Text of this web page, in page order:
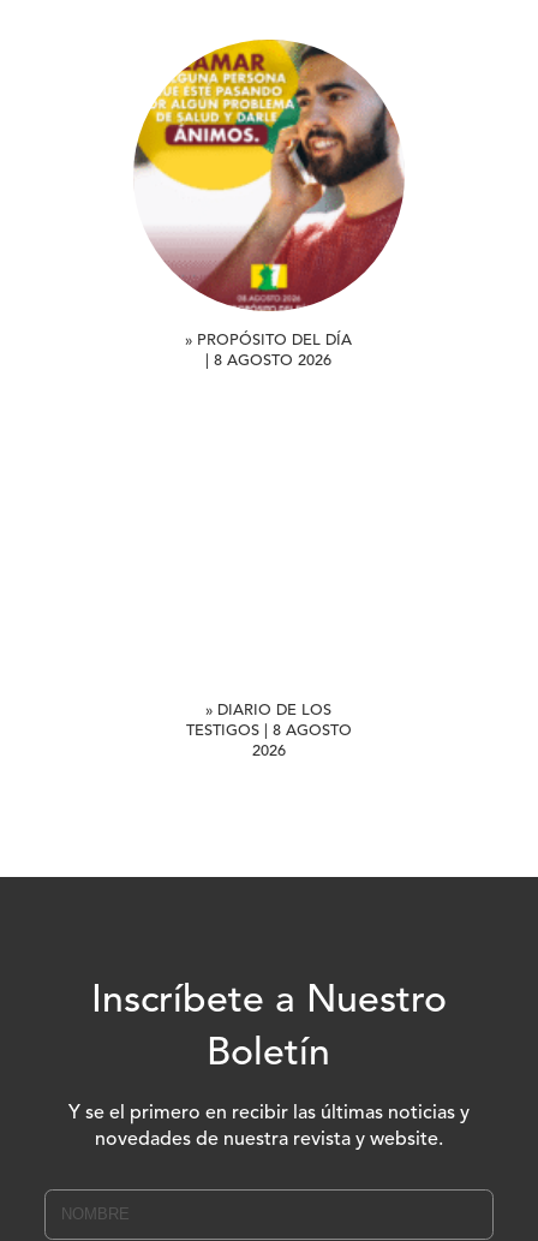
» PROPÓSITO DEL DÍA
| 8 AGOSTO 2026
» DIARIO DE LOS
TESTIGOS | 8 AGOSTO
2026
Inscríbete a Nuestro
Boletín
Y se el primero en recibir las últimas noticias y
novedades de nuestra revista y website.